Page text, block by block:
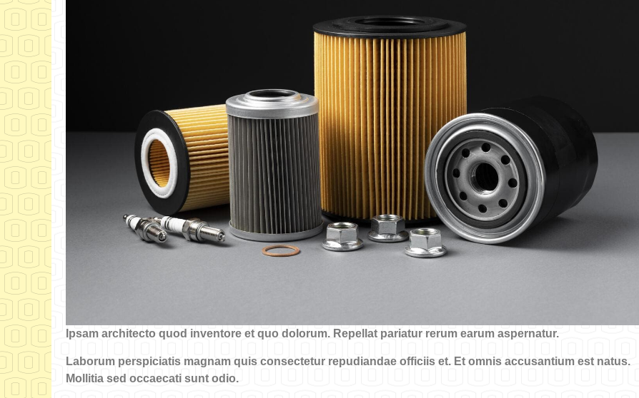
Ipsam architecto quod inventore et quo dolorum. Repellat pariatur rerum earum aspernatur.
Laborum perspiciatis magnam quis consectetur repudiandae officiis et. Et omnis accusantium est natus.
Mollitia sed occaecati sunt odio.